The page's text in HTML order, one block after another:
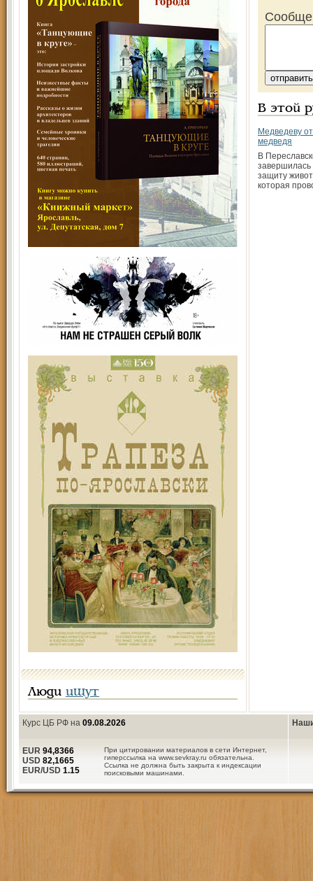
Люди ищут
В этой
Медведеву
медведя
В
защиту
которая
Курс ЦБ РФ на 09.08.2026
При цитировании материалов в сети Интернет,
гиперссылка на www.sevkray.ru обязательна.
Ссылка не должна быть закрыта к индексации
поисковыми машинами.
EUR 94,8366
USD 82,1665
EUR/USD 1.15